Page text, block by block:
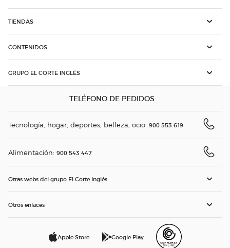
TIENDAS
CONTENIDOS
GRUPO EL CORTE INGLÉS
TELÉFONO DE PEDIDOS
Tecnología, hogar, deportes, belleza, ocio: 900 553 619
Alimentación: 900 543 447
Otras webs del grupo El Corte Inglés
Otros enlaces
Apple Store Google Play